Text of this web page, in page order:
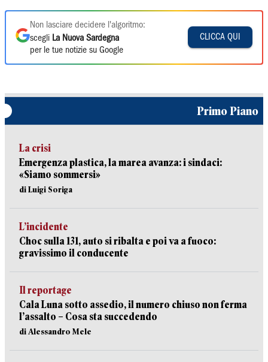
Non lasciare decidere l'algoritmo:
scegli La Nuova Sardegna
per le tue notizie su Google
CLICCA QUI
Primo Piano
La crisi
Emergenza plastica, la marea avanza: i sindaci:
«Siamo sommersi»
di Luigi Soriga
L’incidente
Choc sulla 131, auto si ribalta e poi va a fuoco:
gravissimo il conducente
Il reportage
Cala Luna sotto assedio, il numero chiuso non ferma
l’assalto – Cosa sta succedendo
di Alessandro Mele